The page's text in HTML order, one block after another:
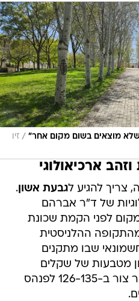
מוצאים בשום מקום אחר" / זיו
ארכיאולוגי
צריך להגיע לגבעת אשון.
של ד"ר אברהם
שנערכו במקום לפני הקמת שכונת
ההלניסטית
שבו מתקנים
מטבעות של שקלים
וחצאי שקלים שנטבעו בעיר צור ב-126-135 לפנהס